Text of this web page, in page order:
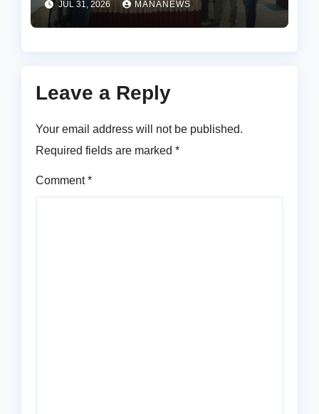
JUL 31, 2026 MANANEWS
Leave a Reply
Your email address will not be published.
Required fields are marked *
Comment*